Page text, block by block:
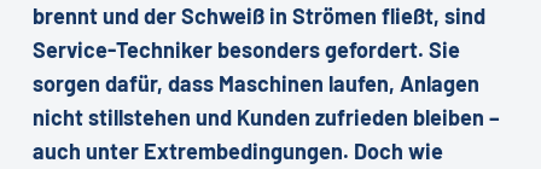
brennt und der Schweiß in Strömen fließt, sind
Service-Techniker besonders gefordert. Sie
sorgen dafür, dass Maschinen laufen, Anlagen
nicht stillstehen und Kunden zufrieden bleiben –
auch unter Extrembedingungen. Doch wie